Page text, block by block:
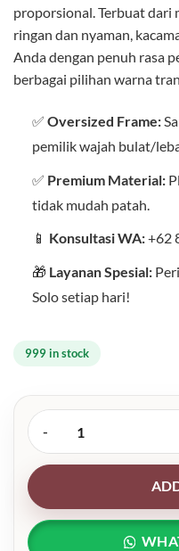
proporsional. Terbuat dari
ringan dan nyaman,
Anda dengan penuh rasa
berbagai pilihan warna
✅ Oversized Frame:
pemilik wajah bulat/
✅ Premium Material:
tidak mudah patah.
📱 Konsultasi WA:+62
🎁 Layanan Spesial:
Solo setiap hari!
999 in stock
Frame Kacamata Kotak